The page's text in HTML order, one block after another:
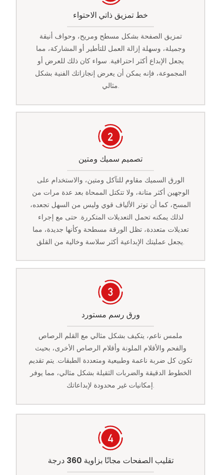
خط تمزيق ذاتي الاحتواء
تمزيق الصفحة بشكل مسطح ومريح، وحواف أنيقة
وجميلة، وسهلة إزالة العمل للتأطير أو المشاركة، مما
يجعل الإبداع أكثر احترافية. سواء كان ذلك للعرض أو
المجموعة، فإنه يمكن أن يعرض إنجازاتك الفنية بشكل
مثالي.
تصميم سميك ومتين
الورق السميك مقاوم للتآكل ومتين، والاستخدام على
الوجهين أكثر متانة، ولا تتكتل الممحاة بعد عدة مرات من
المسح، كما أن توتر الألياف قوي وليس من السهل تجعده،
لذلك يمكنه تحمل التعديلات المتكررة. حتى مع إجراء
تعديلات متعددة، تظل الورقة مسطحة وكأنها جديدة، مما
يجعل عمليتك الإبداعية أكثر سلاسة وخالية من القلق.
ورق رسم مستورد
ملمس ناعم، يتكيف بشكل مثالي مع القلم الرصاص
والفحم والأقلام الملونة وأقلام الرصاص الأخرى، بحيث
تكون كل ضربة ناعمة وطبيعية ومتعددة الطبقات. يتم تقديم
الخطوط الدقيقة والضربات الثقيلة بشكل مثالي، مما يوفر
إمكانيات غير محدودة لإبداعاتك.
تقليب الصفحات مجانًا بزاوية 360 درجة